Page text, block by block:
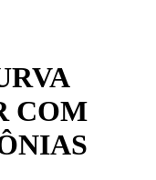
COM